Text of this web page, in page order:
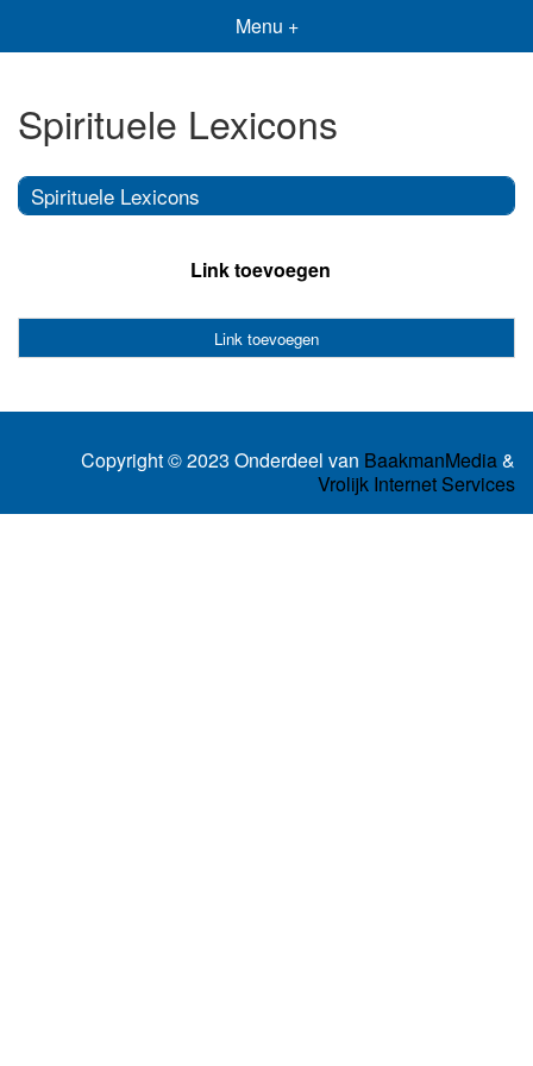
Menu +
Spirituele Lexicons
Spirituele Lexicons
Link toevoegen
Link toevoegen
Copyright © 2023 Onderdeel van BaakmanMedia&
Vrolijk Internet Services